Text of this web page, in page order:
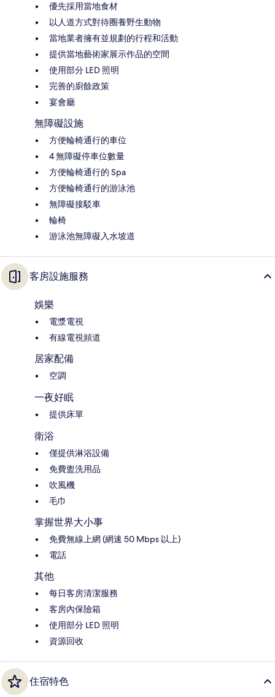
優先採用當地食材
以人道方式對待圈養野生動物
當地業者擁有並規劃的行程和活動
提供當地藝術家展示作品的空間
使用部分 LED 照明
完善的廚餘政策
宴會廳
無障礙設施
方便輪椅通行的車位
4 無障礙停車位數量
方便輪椅通行的 Spa
方便輪椅通行的游泳池
無障礙接駁車
輪椅
游泳池無障礙入水坡道
客房設施服務
娛樂
電漿電視
有線電視頻道
居家配備
空調
一夜好眠
提供床單
衛浴
僅提供淋浴設備
免費盥洗用品
吹風機
毛巾
掌握世界大小事
免費無線上網 (網速 50 Mbps 以上)
電話
其他
每日客房清潔服務
客房內保險箱
使用部分 LED 照明
資源回收
住宿特色